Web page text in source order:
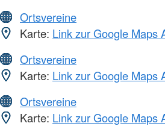
Ortsvereine
Karte: Link zur Google Maps
Ortsvereine
Karte: Link zur Google Maps
Ortsvereine
Karte: Link zur Google Maps